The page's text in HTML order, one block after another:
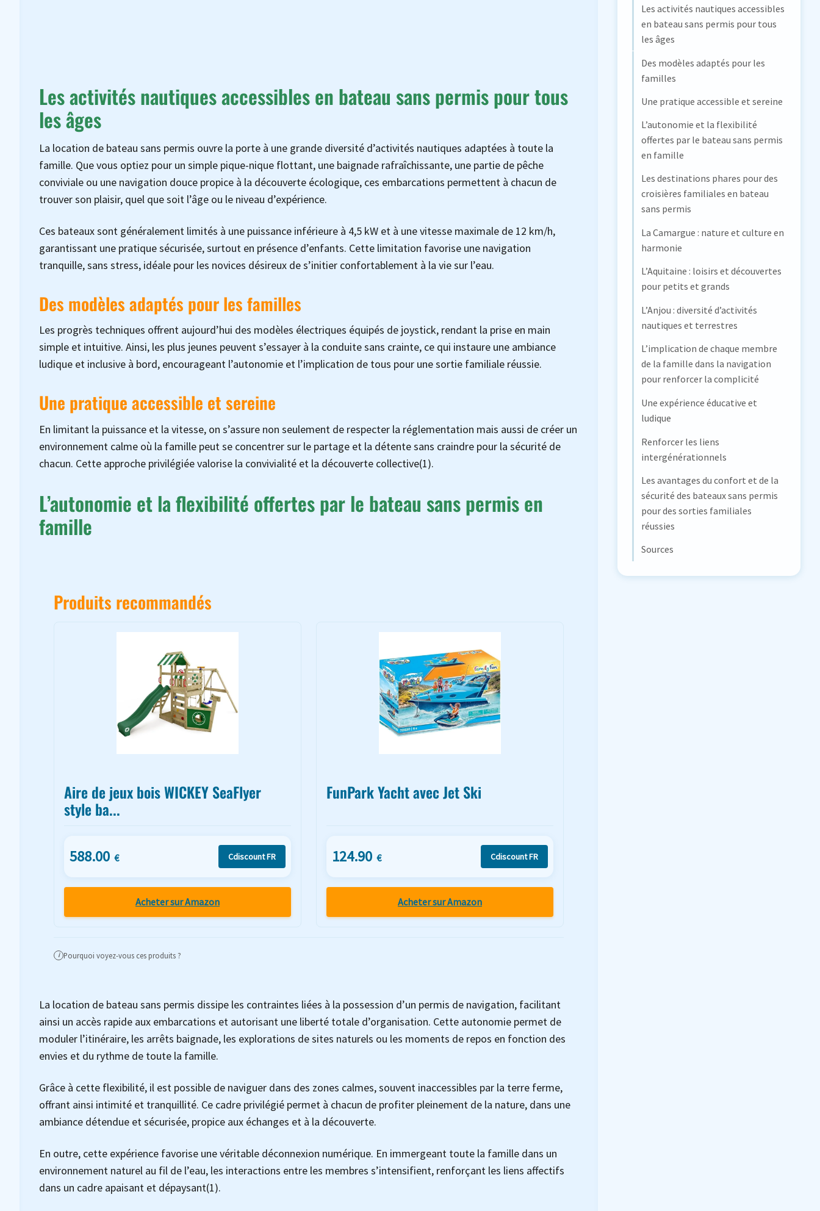
Les activités nautiques accessibles en bateau sans permis pour tous
les âges
La location de bateau sans permis ouvre la porte à une grande diversité d’activités nautiques adaptées à toute la
famille. Que vous optiez pour un simple pique-nique flottant, une baignade rafraîchissante, une partie de pêche
conviviale ou une navigation douce propice à la découverte écologique, ces embarcations permettent à chacun de
trouver son plaisir, quel que soit l’âge ou le niveau d’expérience.
Ces bateaux sont généralement limités à une puissance inférieure à 4,5 kW et à une vitesse maximale de 12 km/h,
garantissant une pratique sécurisée, surtout en présence d’enfants. Cette limitation favorise une navigation
tranquille, sans stress, idéale pour les novices désireux de s’initier confortablement à la vie sur l’eau.
Des modèles adaptés pour les familles
Les progrès techniques offrent aujourd’hui des modèles électriques équipés de joystick, rendant la prise en main
simple et intuitive. Ainsi, les plus jeunes peuvent s’essayer à la conduite sans crainte, ce qui instaure une ambiance
ludique et inclusive à bord, encourageant l’autonomie et l’implication de tous pour une sortie familiale réussie.
Une pratique accessible et sereine
En limitant la puissance et la vitesse, on s’assure non seulement de respecter la réglementation mais aussi de créer un
environnement calme où la famille peut se concentrer sur le partage et la détente sans craindre pour la sécurité de
chacun. Cette approche privilégiée valorise la convivialité et la découverte collective(1).
L’autonomie et la flexibilité offertes par le bateau sans permis en
famille
Produits recommandés
Aire de jeux bois WICKEY SeaFlyer
style ba...
588.00 € Cdiscount FR
Acheter sur Amazon
FunPark Yacht avec Jet Ski
124.90 € Cdiscount FR
Acheter sur Amazon
i Pourquoi voyez-vous ces produits ?
La location de bateau sans permis dissipe les contraintes liées à la possession d’un permis de navigation, facilitant
ainsi un accès rapide aux embarcations et autorisant une liberté totale d’organisation. Cette autonomie permet de
moduler l’itinéraire, les arrêts baignade, les explorations de sites naturels ou les moments de repos en fonction des
envies et du rythme de toute la famille.
Grâce à cette flexibilité, il est possible de naviguer dans des zones calmes, souvent inaccessibles par la terre ferme,
offrant ainsi intimité et tranquillité. Ce cadre privilégié permet à chacun de profiter pleinement de la nature, dans une
ambiance détendue et sécurisée, propice aux échanges et à la découverte.
En outre, cette expérience favorise une véritable déconnexion numérique. En immergeant toute la famille dans un
environnement naturel au fil de l’eau, les interactions entre les membres s’intensifient, renforçant les liens affectifs
dans un cadre apaisant et dépaysant(1).
Les activités nautiques accessibles
en bateau sans permis pour tous
les âges
Des modèles adaptés pour les
familles
Une pratique accessible et sereine
L’autonomie et la flexibilité
offertes par le bateau sans permis
en famille
Les destinations phares pour des
croisières familiales en bateau
sans permis
La Camargue : nature et culture en
harmonie
L’Aquitaine : loisirs et découvertes
pour petits et grands
L’Anjou : diversité d’activités
nautiques et terrestres
L’implication de chaque membre
de la famille dans la navigation
pour renforcer la complicité
Une expérience éducative et
ludique
Renforcer les liens
intergénérationnels
Les avantages du confort et de la
sécurité des bateaux sans permis
pour des sorties familiales
réussies
Sources